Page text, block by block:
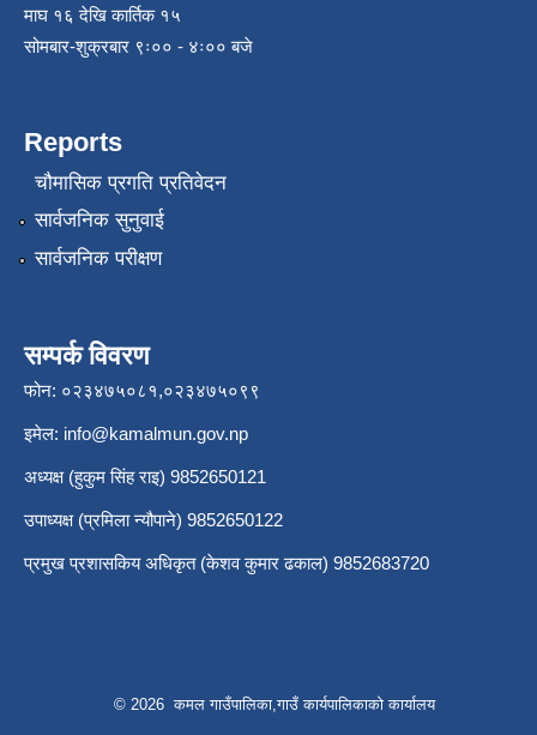
माघ १६ देखि कार्तिक १५
सोमबार-शुक्रबार ९ः०० - ४ः०० बजे
Reports
चौमासिक प्रगति प्रतिवेदन
सार्वजनिक सुनुवाई
सार्वजनिक परीक्षण
सम्पर्क विवरण
फोन: ०२३४७५०८१,०२३४७५०९९
इमेल: info@kamalmun.gov.np
अध्यक्ष (हुकुम सिंह राइ) 9852650121
उपाध्यक्ष (प्रमिला न्यौपाने) 9852650122
प्रमुख प्रशासकिय अधिकृत (केशव कुमार ढकाल) 9852683720
© 2026 कमल गाउँपालिका,गाउँ कार्यपालिकाको कार्यालय